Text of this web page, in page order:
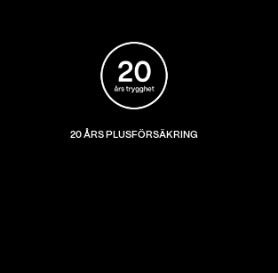
20 ÅRS PLUSFÖRSÄKRING